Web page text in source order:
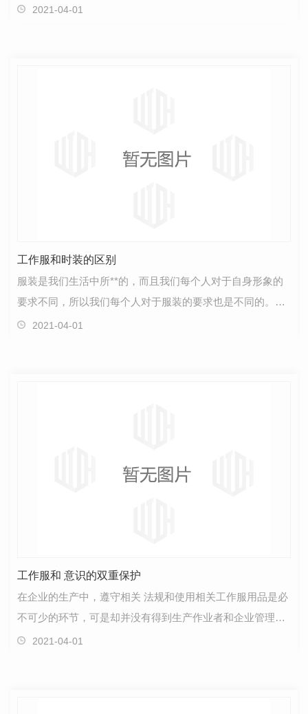
品的销量一定不会很好，相反有些公司花了大量的时间…
2021-04-01
工作服和时装的区别
服装是我们生活中所**的，而且我们每个人对于自身形象的
要求不同，所以我们每个人对于服装的要求也是不同的。在
企业里面，为了让每一位员工的穿着显示出大方、热情…
2021-04-01
工作服和 意识的双重保护
在企业的生产中，遵守相关 法规和使用相关工作服用品是必
不可少的环节，可是却并没有得到生产作业者和企业管理者
的真正重视，没有将其落在实处。在这样的情况下…
2021-04-01